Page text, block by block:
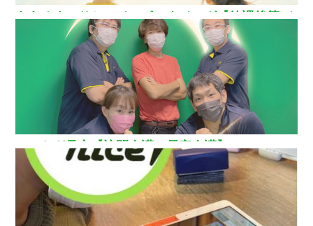
ああるまつりかレインボーウイング【放課後等デ
イサービス】
ひいらぎ足立【訪問介護・居宅介護】